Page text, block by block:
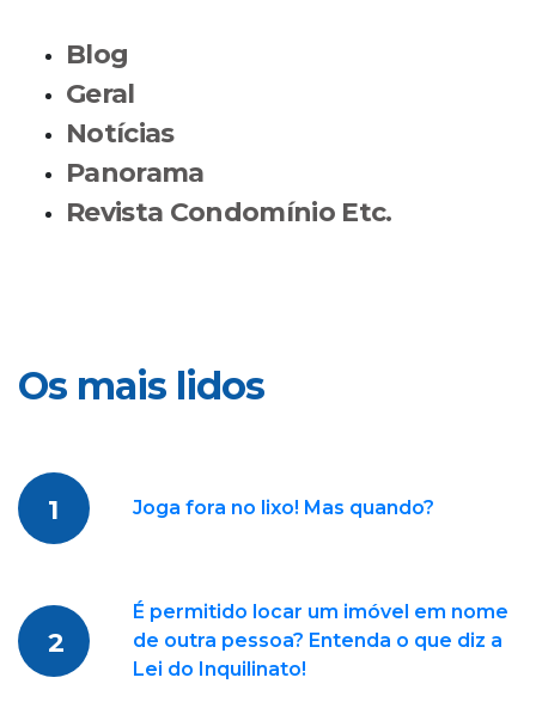
Blog
Geral
Notícias
Panorama
Revista Condomínio Etc.
Os mais lidos
1 Joga fora no lixo! Mas quando?
2
É permitido locar um imóvel em nome
de outra pessoa? Entenda o que diz a
Lei do Inquilinato!